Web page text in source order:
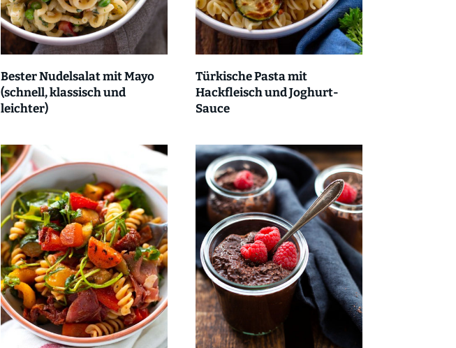
Bester Nudelsalat mit Mayo
(schnell, klassisch und
leichter)
Türkische Pasta mit
Hackfleisch und Joghurt-
Sauce